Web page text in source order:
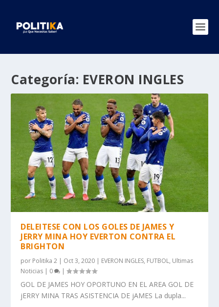
Categoría: EVERON INGLES
DELEITESE CON LOS GOLES DE JAMES Y
JERRY MINA HOY EVERTON CONTRA EL
BRIGHTON
por Politika 2 | Oct 3, 2020 | EVERON INGLES, FUTBOL, Ultimas
Noticias | 0 |
GOL DE JAMES HOY OPORTUNO EN EL AREA GOL DE
jERRY MINA TRAS ASISTENCIA DE jAMES La dupla...